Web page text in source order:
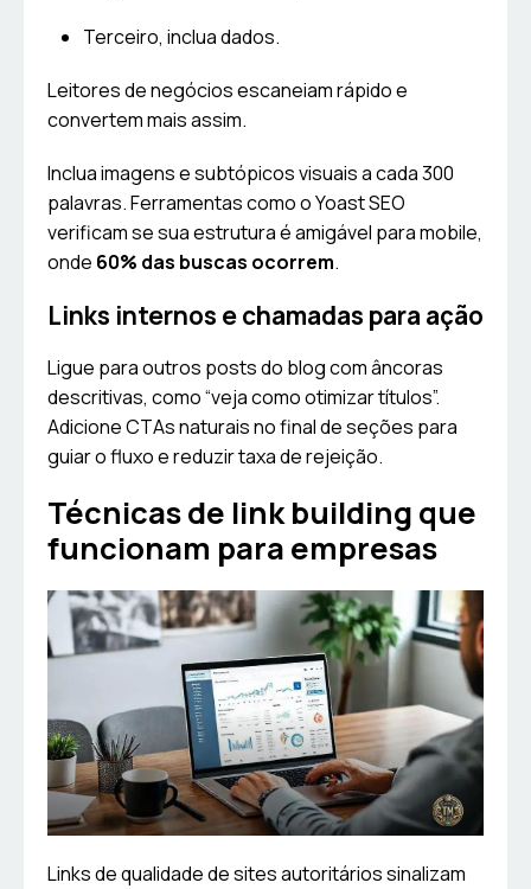
Terceiro, inclua dados.
Leitores de negócios escaneiam rápido e
convertem mais assim.
Inclua imagens e subtópicos visuais a cada 300
palavras. Ferramentas como o Yoast SEO
verificam se sua estrutura é amigável para mobile,
onde 60% das buscas ocorrem.
Links internos e chamadas para ação
Ligue para outros posts do blog com âncoras
descritivas, como “veja como otimizar títulos”.
Adicione CTAs naturais no final de seções para
guiar o fluxo e reduzir taxa de rejeição.
Técnicas de link building que
funcionam para empresas
Links de qualidade de sites autoritários sinalizam